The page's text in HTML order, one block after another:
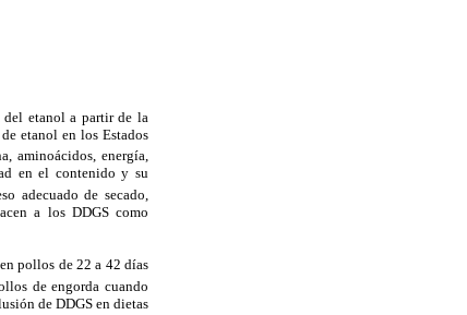
del etanol a partir de la
etanol en los Estados
aminoácidos, energía,
en el contenido y su
adecuado de secado,
a los DDGS como
pollos de 22 a 42 días
de engorda cuando
de DDGS en dietas